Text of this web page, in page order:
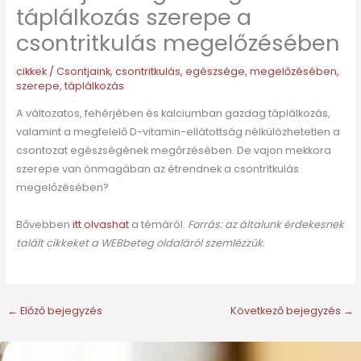
táplálkozás szerepe a
csontritkulás megelőzésében
cikkek/ Csontjaink, csontritkulás, egészsége, megelőzésében,
szerepe, táplálkozás
A változatos, fehérjében és kalciumban gazdag táplálkozás,
valamint a megfelelő D-vitamin-ellátottság nélkülözhetetlen a
csontozat egészségének megőrzésében. De vajon mekkora
szerepe van önmagában az étrendnek a csontritkulás
megelőzésében?
Bővebben itt olvashat a témáról. Forrás: az általunk érdekesnek
talált cikkeket a WEBbeteg oldaláról szemlézzük.
← Előző bejegyzés Következő bejegyzés →